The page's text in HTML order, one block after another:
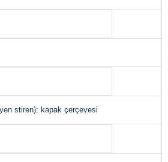
stiren): kapak çerçevesi